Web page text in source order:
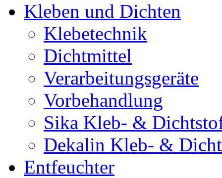
Kleben und Dichten
Klebetechnik
Dichtmittel
Verarbeitungsgeräte
Vorbehandlung
Sika Kleb- &
Dekalin Kleb- &
Entfeuchter